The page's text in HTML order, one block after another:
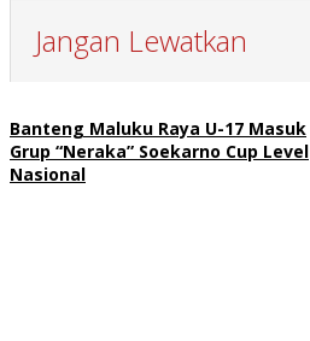
Jangan Lewatkan
Banteng Maluku Raya U-17 Masuk
Grup “Neraka” Soekarno Cup Level
Nasional